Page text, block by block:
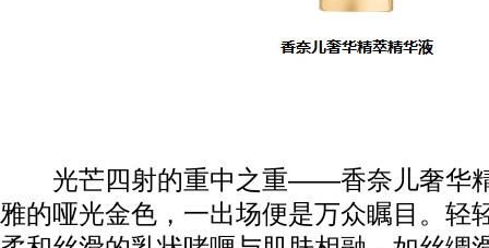
光芒四射的重中之重——香奈儿奢华精
雅的哑光金色，一出场便是万众瞩目。轻
动物系恋人啊 | 钟欣潼体验爱情哲学 南